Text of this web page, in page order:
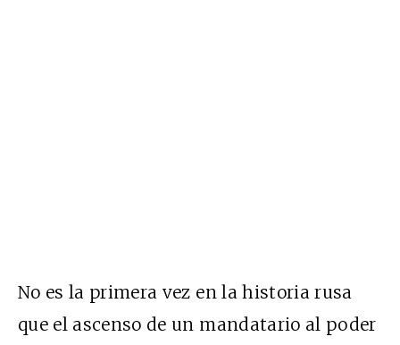
No es la primera vez en la historia rusa
que el ascenso de un mandatario al poder